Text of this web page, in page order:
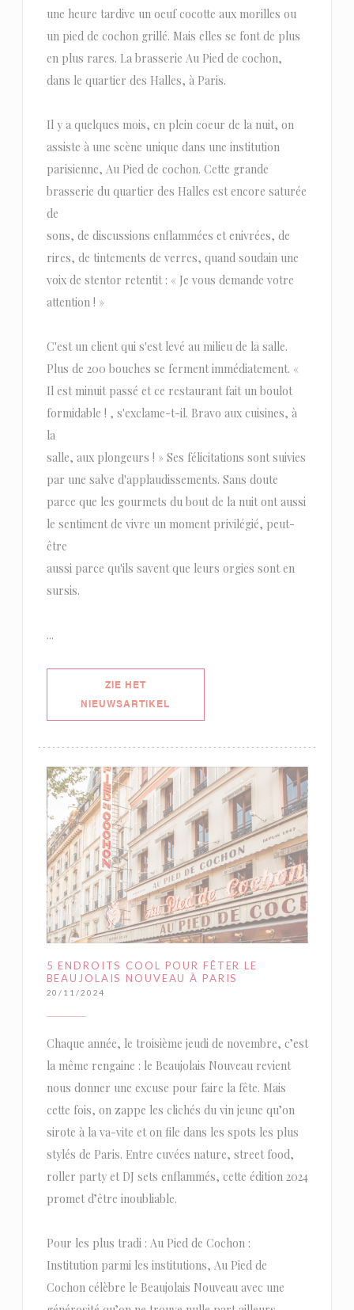
une heure tardive un oeuf cocotte aux morilles ou
un pied de cochon grillé. Mais elles se font de plus
en plus rares. La brasserie Au Pied de cochon,
dans le quartier des Halles, à Paris.
Il y a quelques mois, en plein coeur de la nuit, on
assiste à une scène unique dans une institution
parisienne, Au Pied de cochon. Cette grande
brasserie du quartier des Halles est encore saturée
de
sons, de discussions enflammées et enivrées, de
rires, de tintements de verres, quand soudain une
voix de stentor retentit : « Je vous demande votre
attention ! »
C'est un client qui s'est levé au milieu de la salle.
Plus de 200 bouches se ferment immédiatement. «
Il est minuit passé et ce restaurant fait un boulot
formidable ! , s'exclame-t-il. Bravo aux cuisines, à
la
salle, aux plongeurs ! » Ses félicitations sont suivies
par une salve d'applaudissements. Sans doute
parce que les gourmets du bout de la nuit ont aussi
le sentiment de vivre un moment privilégié, peut-
être
aussi parce qu'ils savent que leurs orgies sont en
sursis.
...
ZIE HET
NIEUWSARTIKEL
5 ENDROITS COOL POUR FÊTER LE
BEAUJOLAIS NOUVEAU À PARIS
20/11/2024
Chaque année, le troisième jeudi de novembre, c’est
la même rengaine : le Beaujolais Nouveau revient
nous donner une excuse pour faire la fête. Mais
cette fois, on zappe les clichés du vin jeune qu’on
sirote à la va-vite et on file dans les spots les plus
stylés de Paris. Entre cuvées nature, street food,
roller party et DJ sets enflammés, cette édition 2024
promet d’être inoubliable.
Pour les plus tradi : Au Pied de Cochon :
Institution parmi les institutions, Au Pied de
Cochon célèbre le Beaujolais Nouveau avec une